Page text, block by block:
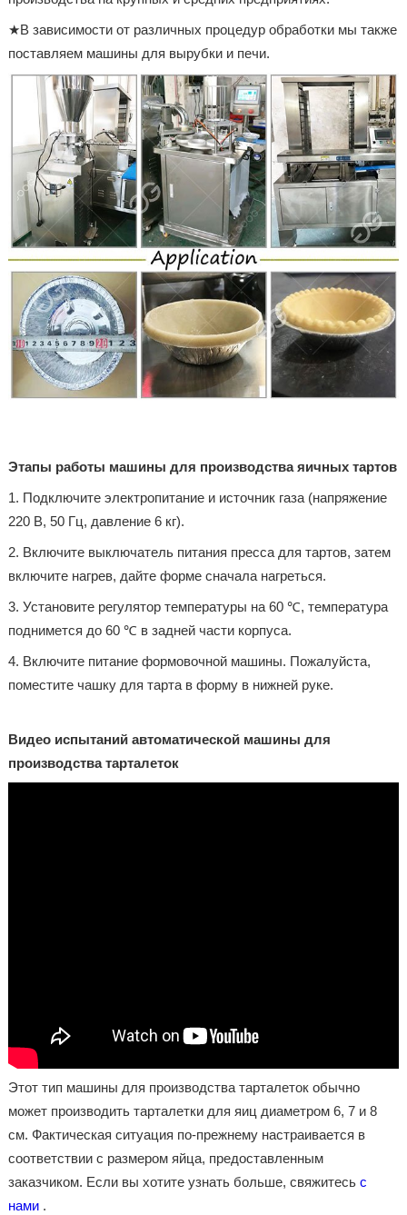
★В зависимости от различных процедур обработки мы также
поставляем машины для вырубки и печи.
Этапы работы машины для производства яичных тартов
1. Подключите электропитание и источник газа (напряжение
220 В, 50 Гц, давление 6 кг).
2. Включите выключатель питания пресса для тартов, затем
включите нагрев, дайте форме сначала нагреться.
3. Установите регулятор температуры на 60 ℃, температура
поднимется до 60 ℃ в задней части корпуса.
4. Включите питание формовочной машины. Пожалуйста,
поместите чашку для тарта в форму в нижней руке.
Видео испытаний автоматической машины для
производства тарталеток
Этот тип машины для производства тарталеток обычно
может производить тарталетки для яиц диаметром 6, 7 и 8
см. Фактическая ситуация по-прежнему настраивается в
соответствии с размером яйца, предоставленным
заказчиком. Если вы хотите узнать больше, свяжитесь с
нами.